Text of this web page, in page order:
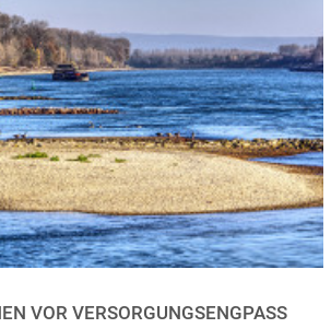
VOR VERSORGUNGSENGPASS